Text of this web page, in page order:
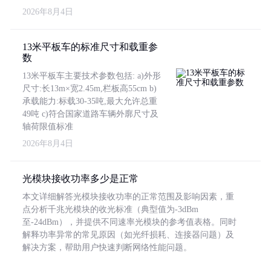
2026年8月4日
13米平板车的标准尺寸和载重参
数
13米平板车主要技术参数包括: a)外形
尺寸:长13m×宽2.45m,栏板高55cm b)
承载能力:标载30-35吨,最大允许总重
49吨 c)符合国家道路车辆外廓尺寸及
轴荷限值标准
2026年8月4日
光模块接收功率多少是正常
本文详细解答光模块接收功率的正常范围及影响因素，重
点分析千兆光模块的收光标准（典型值为-3dBm
至-24dBm），并提供不同速率光模块的参考值表格。同时
解释功率异常的常见原因（如光纤损耗、连接器问题）及
解决方案，帮助用户快速判断网络性能问题。